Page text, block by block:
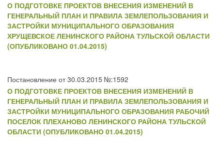
О ПОДГОТОВКЕ ПРОЕКТОВ ВНЕСЕНИЯ ИЗМЕНЕНИЙ В
ГЕНЕРАЛЬНЫЙ ПЛАН И ПРАВИЛА ЗЕМЛЕПОЛЬЗОВАНИЯ И
ЗАСТРОЙКИ МУНИЦИПАЛЬНОГО ОБРАЗОВАНИЯ
ХРУЩЕВСКОЕ ЛЕНИНСКОГО РАЙОНА ТУЛЬСКОЙ ОБЛАСТИ
(ОПУБЛИКОВАНО 01.04.2015)
Постановление от 30.03.2015 №:1592
О ПОДГОТОВКЕ ПРОЕКТОВ ВНЕСЕНИЯ ИЗМЕНЕНИЙ В
ГЕНЕРАЛЬНЫЙ ПЛАН И ПРАВИЛА ЗЕМЛЕПОЛЬЗОВАНИЯ И
ЗАСТРОЙКИ МУНИЦИПАЛЬНОГО ОБРАЗОВАНИЯ РАБОЧИЙ
ПОСЕЛОК ПЛЕХАНОВО ЛЕНИНСКОГО РАЙОНА ТУЛЬСКОЙ
ОБЛАСТИ (ОПУБЛИКОВАНО 01.04.2015)